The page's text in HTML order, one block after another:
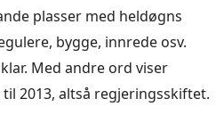
plasser med heldøgns
bygge, innrede osv.
Med andre ord viser
2013, altså regjeringsskiftet.